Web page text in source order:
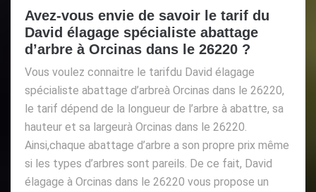
Avez-vous envie de savoir le tarif du
David élagage spécialiste abattage
d’arbre à Orcinas dans le 26220 ?
Vous voulez connaitre le tarifdu David élagage
spécialiste abattage d’arbreà Orcinas dans le 26220,
le tarif dépend de la longueur de l’arbre à abattre, sa
hauteur et sa largeurà Orcinas dans le 26220.
Ainsi,chaque abattage d’arbre a son propre prix même
si les types d’arbres sont pareils. De ce fait, David
élagage à Orcinas dans le 26220 vous propose un